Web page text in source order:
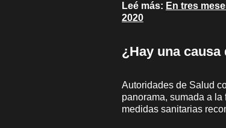
Leé más: En tres
2020
¿Hay una
Autoridades de Salud
panorama, sumada a
medidas sanitarias